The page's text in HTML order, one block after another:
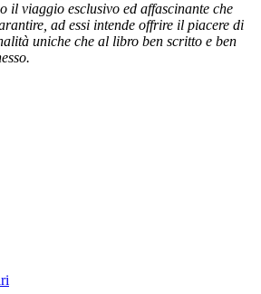
il viaggio esclusivo ed affascinante che
ad essi intende offrire il piacere di
uniche che al libro ben scritto e ben